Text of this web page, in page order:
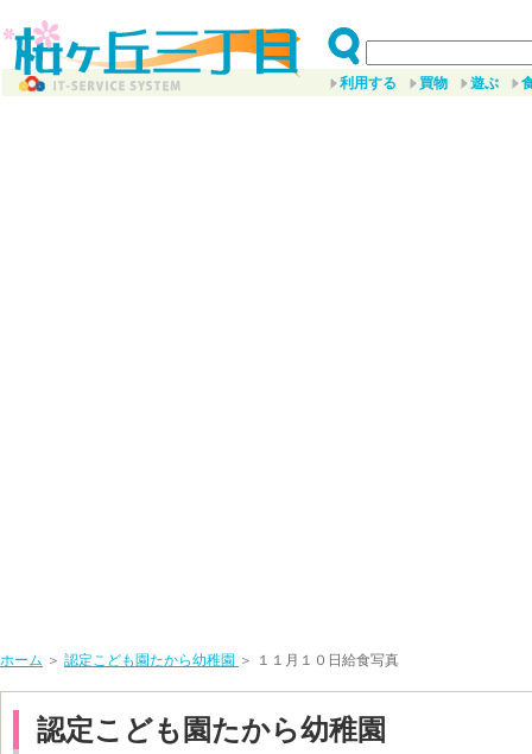
利用する 買物 遊ぶ
ホーム ＞ 認定こども園たから幼稚園 ＞ １１月１０日給食写真
認定こども園たから幼稚園